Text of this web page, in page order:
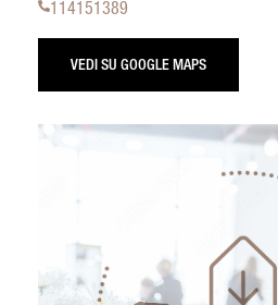
114151389
VEDI SU GOOGLE MAPS